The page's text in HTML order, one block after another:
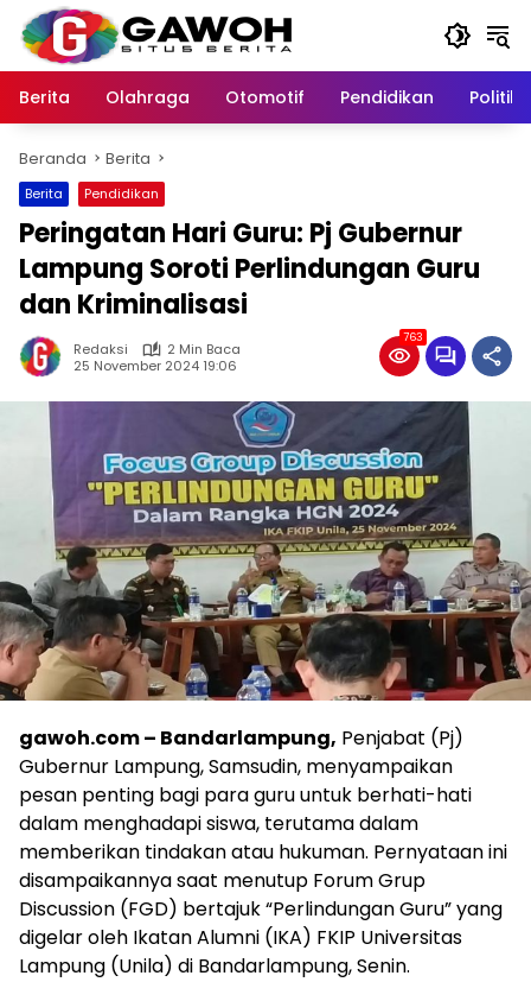
Langsung
konten
Berita
Olahraga Otomotif Pendidikan Politik
Beranda Berita
Berita Pendidikan
Peringatan Hari Guru: Pj Gubernur
Lampung Soroti Perlindungan Guru
dan Kriminalisasi
Redaksi
2 Min Baca
25 November 2024 19:06
763
gawoh.com – Bandarlampung, Penjabat (Pj)
Gubernur Lampung, Samsudin, menyampaikan
pesan penting bagi para guru untuk berhati-hati
dalam menghadapi siswa, terutama dalam
memberikan tindakan atau hukuman. Pernyataan ini
disampaikannya saat menutup Forum Grup
Discussion (FGD) bertajuk “Perlindungan Guru” yang
digelar oleh Ikatan Alumni (IKA) FKIP Universitas
Lampung (Unila) di Bandarlampung, Senin.